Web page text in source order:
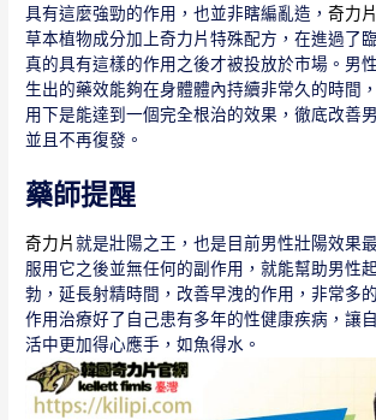
具有這麼強勁的作用，也並非瞎編亂造，奇力
草本植物成分加上奇力片特殊配方，在進過了
真的具有這樣的作用之後才被投放於市場。男
生出的藥效能夠在身體體內持續非常久的時間
用下是能達到一個完全根治的效果，徹底改善
並且不再復發。
藥師提醒
奇力片就是壯陽之王，也是目前男性壯陽效果
服用它之後並無任何的副作用，就能幫助男性
勃，延長射精時間，改善早洩的作用，非常多
作用治療好了自己患有多年的性健康疾病，讓
活中更加得心應手，如魚得水。